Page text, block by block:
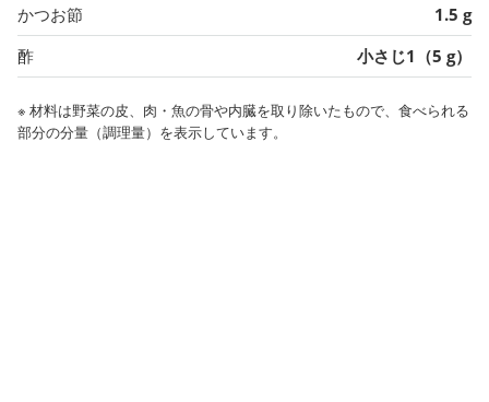
かつお節
1.5 g
酢
小さじ1（5 g）
※ 材料は野菜の皮、肉・魚の骨や内臓を取り除いたもので、食べられる
部分の分量（調理量）を表示しています。